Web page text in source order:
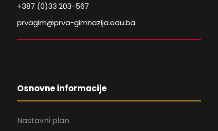
+387 (0)33 203-567
prvagim@prva-gimnazija.edu.ba
Osnovne informacije
Nastavni plan